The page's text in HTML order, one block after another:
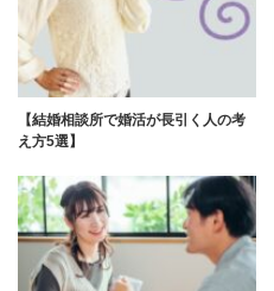
【結婚相談所で婚活が長引く人の考
え方5選】